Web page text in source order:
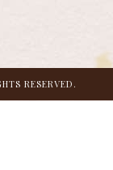
RESERVED.